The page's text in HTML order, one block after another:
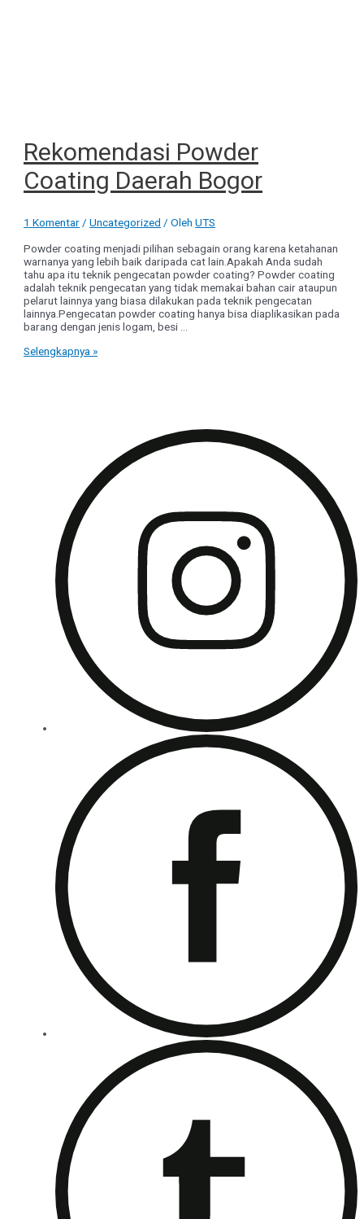
Rekomendasi Powder
Coating Daerah Bogor
1 Komentar/Uncategorized / OlehUTS
Powder coating menjadi pilihan sebagain orang karena ketahanan
warnanya yang lebih baik daripada cat lain.Apakah Anda sudah
tahu apa itu teknik pengecatan powder coating? Powder coating
adalah teknik pengecatan yang tidak memakai bahan cair ataupun
pelarut lainnya yang biasa dilakukan pada teknik pengecatan
lainnya.Pengecatan powder coating hanya bisa diaplikasikan pada
barang dengan jenis logam, besi …
Rekomendasi
Selengkapnya »